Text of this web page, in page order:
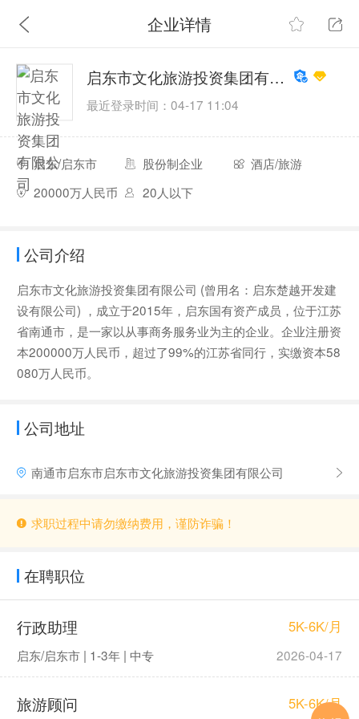
企业详情
启东市文化旅游投资集团有限公司
最近登录时间：04-17 11:04
启东/启东市 股份制企业
酒店/旅游
20000万人民币
20人以下
公司介绍
启东市文化旅游投资集团有限公司 (曾用名：启东楚越开发建
设有限公司) ，成立于2015年，启东国有资产成员，位于江苏
省南通市，是一家以从事商务服务业为主的企业。企业注册资
本200000万人民币，超过了99%的江苏省同行，实缴资本58
080万人民币。
公司地址
南通市启东市启东市文化旅游投资集团有限公司
求职过程中请勿缴纳费用，谨防诈骗！
在聘职位
行政助理 5K-6K/月
启东/启东市 | 1-3年 | 中专 2026-04-17
旅游顾问 5K-6K/月